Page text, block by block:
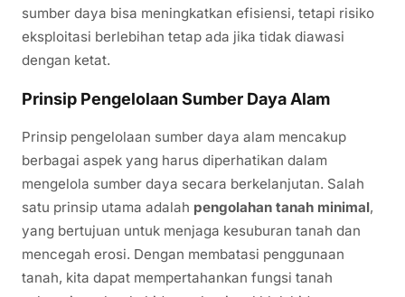
sumber daya bisa meningkatkan efisiensi, tetapi risiko
eksploitasi berlebihan tetap ada jika tidak diawasi
dengan ketat.
Prinsip Pengelolaan Sumber Daya Alam
Prinsip pengelolaan sumber daya alam mencakup
berbagai aspek yang harus diperhatikan dalam
mengelola sumber daya secara berkelanjutan. Salah
satu prinsip utama adalah pengolahan tanah minimal,
yang bertujuan untuk menjaga kesuburan tanah dan
mencegah erosi. Dengan membatasi penggunaan
tanah, kita dapat mempertahankan fungsi tanah